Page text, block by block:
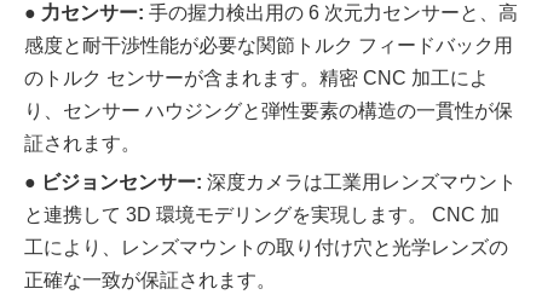
● 力センサー: 手の握力検出用の 6 次元力センサーと、高
感度と耐干渉性能が必要な関節トルク フィードバック用
のトルク センサーが含まれます。精密 CNC 加工によ
り、センサー ハウジングと弾性要素の構造の一貫性が保
証されます。
● ビジョンセンサー: 深度カメラは工業用レンズマウント
と連携して 3D 環境モデリングを実現します。 CNC 加
工により、レンズマウントの取り付け穴と光学レンズの
正確な一致が保証されます。